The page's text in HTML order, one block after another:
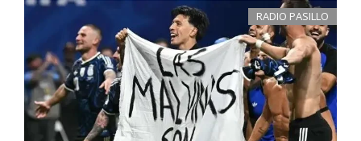
RADIO PASILLO